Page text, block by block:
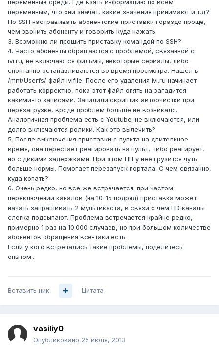
переменные среды. Где взять информацию по всем
переменным, что они значат, какие значения принимают и т.д.?
По SSH настравивать абонентские приставки гораздо проще,
чем звонить абоненту и говорить куда нажать.
3. Возможно ли прошить приставку командой по SSH?
4. Часто абоненты обращаются с проблемой, связанной с
ivi.ru, не включаются фильмы, некоторые сериалы, либо
спонтанно останавливаются во время просмотра. Нашел в
/mnt/Userfs/ файл ivifile. После его удаления ivi.ru начинает
работать корректно, пока этот файл опять на загадится
какими-то записями. Запилили скриптик автоочистки при
перезагрузке, вроде проблем больше не возникало.
Аналогичная проблема есть с Youtube: не включаются, или
долго включаются ролики. Как это вылечить?
5. После выключения приставки с пульта на длительное
время, она перестает реагировать на пульт, либо реагирует,
но с дикими задержками. При этом ЦП у нее грузится чуть
больше нормы. Помогает перезапуск портала. С чем связанно,
куда копать?
6. Очень редко, но все же встречается: при частом
переключении каналов (на 10-15 подряд) приставка может
начать запрашивать 2 мультикаста, в связи с чем HD каналы
слегка подсыпают. Проблема встречается крайне редко,
примерно 1 раз на 10.000 случаев, но при большом количестве
абонентов обращения все-таки есть.
Если у кого встречались такие проблемы, поделитесь
опытом...
Вставить ник Цитата
vasiliy0
Опубликовано 25 июля, 2013